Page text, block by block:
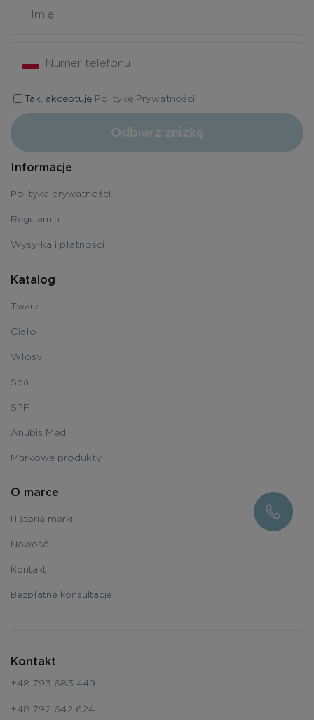
Tak, akceptuję Politykę Prywatności.
Odbierz zniżkę
Informacje
Polityka prywatności
Regulamin
Wysyłka i płatności
Katalog
Twarz
Ciało
Włosy
Spa
SPF
Anubis Med
Markowe produkty
O marce
Historia marki
Nowość
Kontakt
Bezpłatne konsultacje
Kontakt
+48 793 683 449
+48 792 642 624